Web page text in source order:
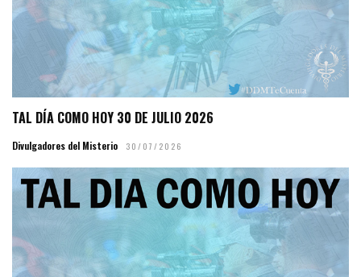
TAL DÍA COMO HOY 30 DE JULIO 2026
Divulgadores del Misterio 30/07/2026